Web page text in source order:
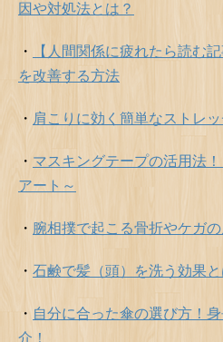
因や対処法とは？
・
【人間関係に疲れたら読む
を改善する方法
・ 肩こりに効く簡単なストレ
・ マスキングテープの活用法
アート～
・ 腕相撲で起こる骨折やケガ
・ 石鹸で髪（頭）を洗う効果
・ 自分に合った傘の選び方！
介！